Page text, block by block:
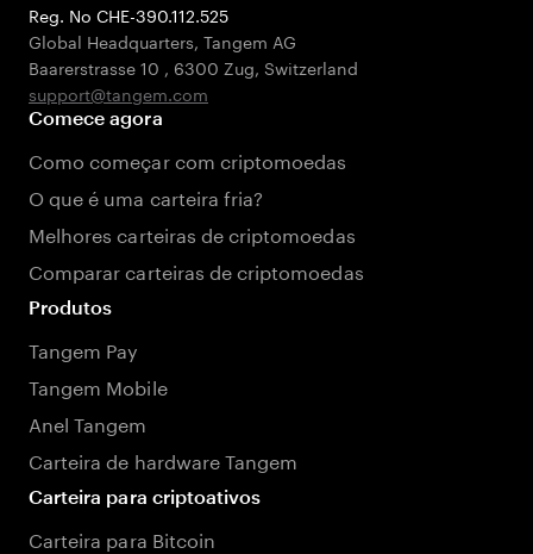
Reg. No CHE-390.112.525
Global Headquarters, Tangem AG
Baarerstrasse 10 , 6300 Zug, Switzerland
support@tangem.com
Comece agora
Como começar com criptomoedas
O que é uma carteira fria?
Melhores carteiras de criptomoedas
Comparar carteiras de criptomoedas
Produtos
Tangem Pay
Tangem Mobile
Anel Tangem
Carteira de hardware Tangem
Carteira para criptoativos
Carteira para Bitcoin